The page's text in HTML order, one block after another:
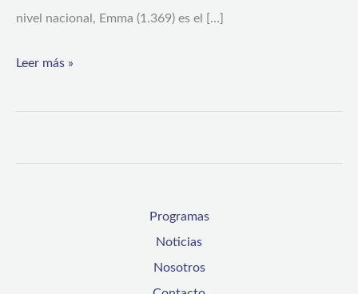
nivel nacional, Emma (1.369) es el […]
Leer más »
Programas
Noticias
Nosotros